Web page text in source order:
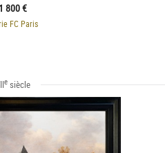
800 €
FC Paris
e siècle